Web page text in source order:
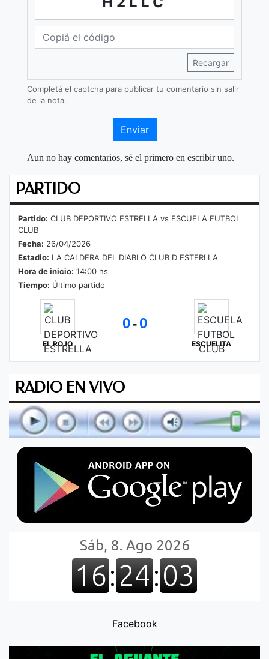
Recargar
Completá el captcha para publicar tu comentario sin salir
de la nota.
Enviar
Aun no hay comentarios, sé el primero en escribir uno.
PARTIDO
Partido: CLUB DEPORTIVO ESTRELLA vs ESCUELA FUTBOL
CLUB
Fecha: 26/04/2026
Estadio: LA CALDERA DEL DIABLO CLUB D ESTERLLA
Hora de inicio: 14:00 hs
Tiempo: Último partido
EL ROJO
0- 0
ESCUELITA
RADIO EN VIVO
Facebook